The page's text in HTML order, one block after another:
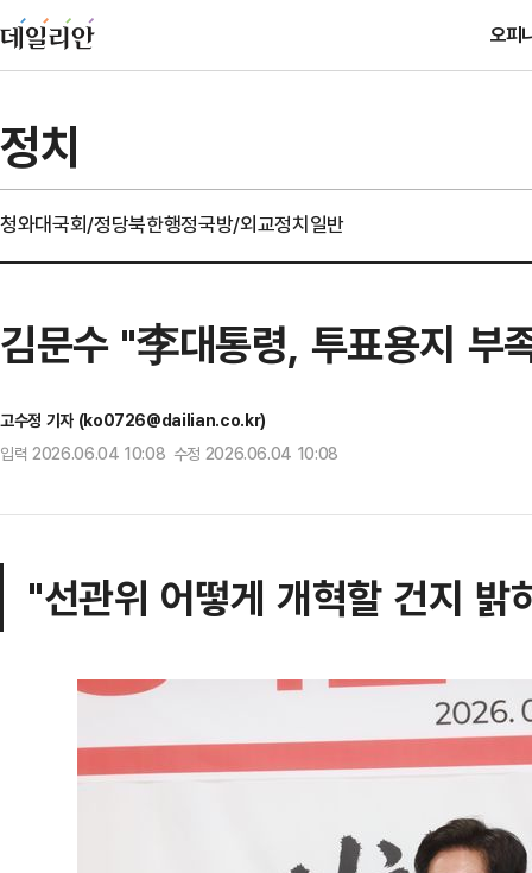
오피
정치
청와대국회/정당북한행정국방/외교정치일반
김문수 "李대통령, 투표용지 부
고수정 기자 (ko0726@dailian.co.kr)
입력 2026.06.04 10:08 수정 2026.06.04 10:08
"선관위 어떻게 개혁할 건지 밝